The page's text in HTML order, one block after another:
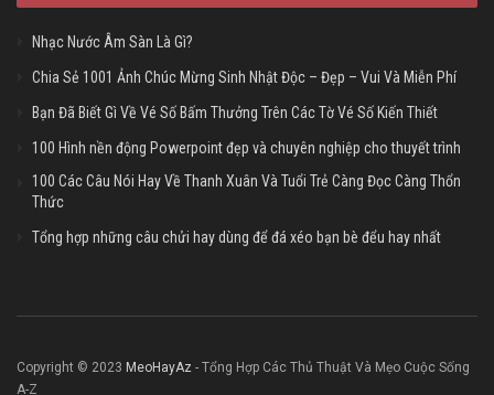
Nhạc Nước Âm Sàn Là Gì?
Chia Sẻ 1001 Ảnh Chúc Mừng Sinh Nhật Độc – Đẹp – Vui Và Miễn Phí
Bạn Đã Biết Gì Về Vé Số Bấm Thưởng Trên Các Tờ Vé Số Kiến Thiết
100 Hình nền động Powerpoint đẹp và chuyên nghiệp cho thuyết trình
100 Các Câu Nói Hay Về Thanh Xuân Và Tuổi Trẻ Càng Đọc Càng Thổn
Thức
Tổng hợp những câu chửi hay dùng để đá xéo bạn bè đểu hay nhất
Copyright © 2023 MeoHayAz - Tổng Hợp Các Thủ Thuật Và Mẹo Cuộc Sống
A-Z